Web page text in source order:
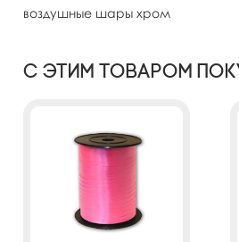
воздушные шары хром
С этим товаром